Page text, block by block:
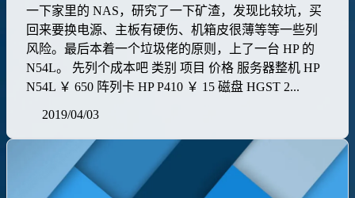
一下家里的 NAS，研究了一下矿渣，发现比较坑，买
回来要换电源、主板有硬伤、机箱皮很薄等等一些列
风险。最后本着一个垃圾佬的原则，上了一台 HP 的
N54L。 先列个成本吧 类别 项目 价格 服务器整机 HP
N54L ￥ 650 阵列卡 HP P410 ￥ 15 磁盘 HGST 2...
2019/04/03